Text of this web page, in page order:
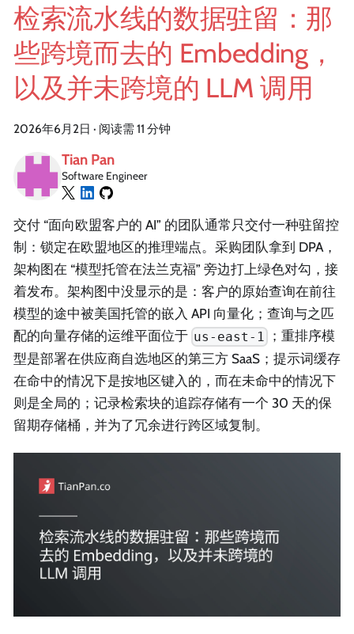
检索流水线的数据驻留：那
些跨境而去的 Embedding，
以及并未跨境的 LLM 调用
2026年6月2日 · 阅读需 11 分钟
Tian Pan
Software Engineer
交付 “面向欧盟客户的 AI” 的团队通常只交付一种驻留控
制：锁定在欧盟地区的推理端点。采购团队拿到 DPA，
架构图在 “模型托管在法兰克福” 旁边打上绿色对勾，接
着发布。架构图中没显示的是：客户的原始查询在前往
模型的途中被美国托管的嵌入 API 向量化；查询与之匹
配的向量存储的运维平面位于 us-east-1
；重排序模
型是部署在供应商自选地区的第三方 SaaS；提示词缓存
在命中的情况下是按地区键入的，而在未命中的情况下
则是全局的；记录检索块的追踪存储有一个 30 天的保
留期存储桶，并为了冗余进行跨区域复制。